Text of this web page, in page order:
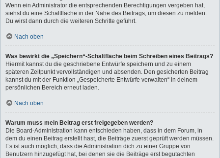
Wenn ein Administrator die entsprechenden Berechtigungen vergeben hat,
siehst du eine Schaltfläche in der Nähe des Beitrags, um diesen zu melden.
Du wirst dann durch die weiteren Schritte geführt.
Nach oben
Was bewirkt die „Speichern“-Schaltfläche beim Schreiben eines Beitrags?
Hiermit kannst du die geschriebene Entwürfe speichern und zu einem
späteren Zeitpunkt vervollständigen und absenden. Den gesicherten Beitrag
kannst du mit der Funktion „Gespeicherte Entwürfe verwalten“ in deinem
persönlichen Bereich erneut laden.
Nach oben
Warum muss mein Beitrag erst freigegeben werden?
Die Board-Administration kann entschieden haben, dass in dem Forum, in
dem du einen Beitrag erstellt hast, die Beiträge zuerst geprüft werden müssen.
Es ist auch möglich, dass die Administration dich zu einer Gruppe von
Benutzern hinzugefügt hat, bei denen sie die Beiträge erst begutachten